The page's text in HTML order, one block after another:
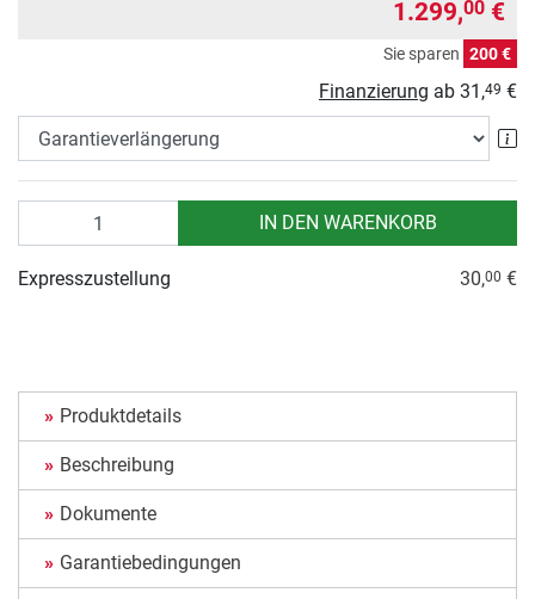
1.299,00 €
Sie sparen 200 €
Finanzierung ab 31,49 €
IN DEN WARENKORB
Expresszustellung 30,00 €
Produktdetails
Beschreibung
Dokumente
Garantiebedingungen